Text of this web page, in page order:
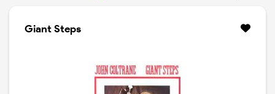
Giant Steps